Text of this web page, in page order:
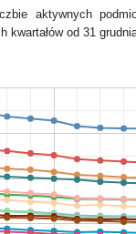
aktywnych
kwartałów od 31